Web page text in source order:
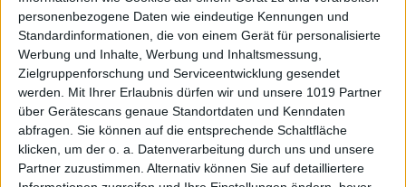
personenbezogene Daten wie eindeutige Kennungen und
Standardinformationen, die von einem Gerät für personalisierte
Werbung und Inhalte, Werbung und Inhaltsmessung,
Zielgruppenforschung und Serviceentwicklung gesendet
werden.
Mit Ihrer Erlaubnis dürfen wir und unsere 1019 Partner
über Gerätescans genaue Standortdaten und Kenndaten
abfragen. Sie können auf die entsprechende Schaltfläche
klicken, um der o. a. Datenverarbeitung durch uns und unsere
Partner zuzustimmen. Alternativ können Sie auf detailliertere